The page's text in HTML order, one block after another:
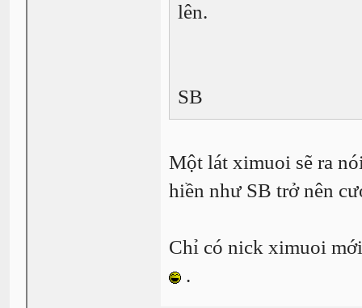
lên.
SB
Một lát ximuoi sẽ ra
hiền như SB trở nên
Chỉ có nick ximuoi
.